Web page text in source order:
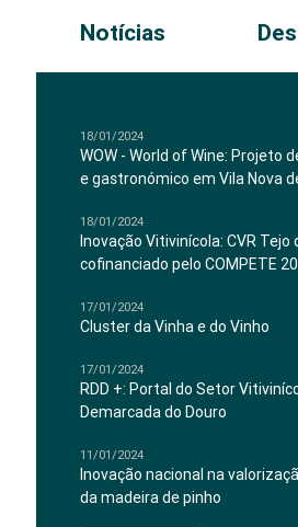
Notícias
18/01/2024
WOW - World of Wine: Projeto
e gastronómico em Vila Nova
18/01/2024
Inovação Vitivinícola: CVR
cofinanciado pelo COMPETE
17/01/2024
Cluster da Vinha e do Vinho
17/01/2024
RDD +: Portal do Setor
Demarcada do Douro
11/01/2024
Inovação nacional na
da madeira de pinho